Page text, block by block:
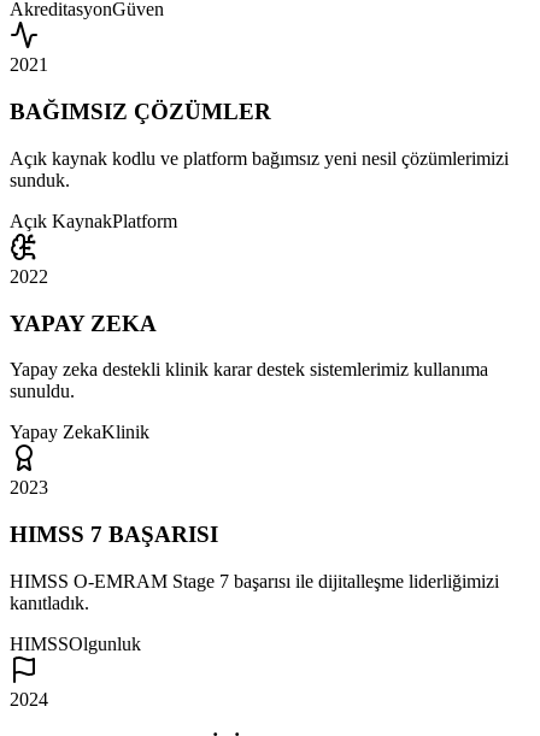
AkreditasyonGüven
2021
BAĞIMSIZ ÇÖZÜMLER
Açık kaynak kodlu ve platform bağımsız yeni nesil çözümlerimizi
sunduk.
Açık KaynakPlatform
2022
YAPAY ZEKA
Yapay zeka destekli klinik karar destek sistemlerimiz kullanıma
sunuldu.
Yapay ZekaKlinik
2023
HIMSS 7 BAŞARISI
HIMSS O-EMRAM Stage 7 başarısı ile dijitalleşme liderliğimizi
kanıtladık.
HIMSSOlgunluk
2024